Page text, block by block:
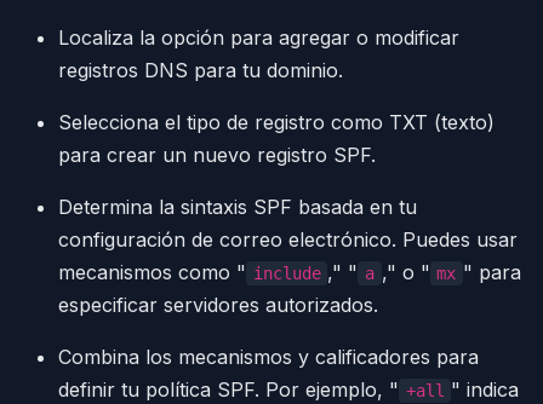
Localiza la opción para agregar o modificar
registros DNS para tu dominio.
Selecciona el tipo de registro como TXT (texto)
para crear un nuevo registro SPF.
Determina la sintaxis SPF basada en tu
configuración de correo electrónico. Puedes usar
mecanismos como " include ," " a ," o " mx " para
especificar servidores autorizados.
Combina los mecanismos y calificadores para
definir tu política SPF. Por ejemplo, " +all " indica